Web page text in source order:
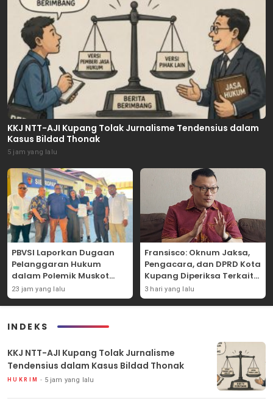
KKJ NTT-AJI Kupang Tolak Jurnalisme Tendensius dalam
Kasus Bildad Thonak
5 jam yang lalu
PBVSI Laporkan Dugaan
Pelanggaran Hukum
dalam Polemik Muskot
Kota Kupang
23 jam yang lalu
Fransisco: Oknum Jaksa,
Pengacara, dan DPRD Kota
Kupang Diperiksa Terkait
Kasus Akun TikTok Lika Liku
NTT
3 hari yang lalu
INDEKS
KKJ NTT-AJI Kupang Tolak Jurnalisme
Tendensius dalam Kasus Bildad Thonak
HUKRIM 5 jam yang lalu